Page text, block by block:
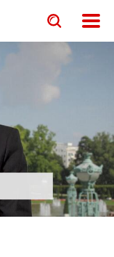
Toggle
search
input
form
Toggle
search
input